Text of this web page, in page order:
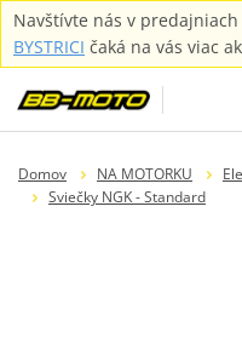
Navštívte nás v predajniach
BYSTRICI čaká na vás viac
Domov NA MOTORKU
Sviečky NGK - Standard